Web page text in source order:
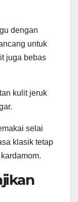
dengan
untuk
juga bebas
kulit jeruk
selai
klasik tetap